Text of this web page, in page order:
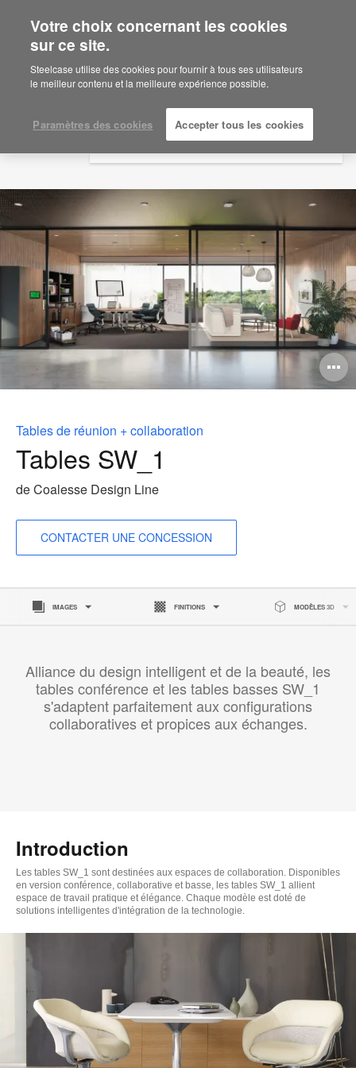
Are you in United States?
Would you like to see Products we sell in
your region?
English
Español
Tables de réunion + collaboration
Tables SW_1
de Coalesse Design Line
CONTACTER UNE CONCESSION
IMAGES FINITIONS MODÈLES 3D
Alliance du design intelligent et de la beauté, les
tables conférence et les tables basses SW_1
s'adaptent parfaitement aux configurations
collaboratives et propices aux échanges.
Introduction
Les tables SW_1 sont destinées aux espaces de collaboration. Disponibles
en version conférence, collaborative et basse, les tables SW_1 allient
espace de travail pratique et élégance. Chaque modèle est doté de
solutions intelligentes d'intégration de la technologie.
Votre choix concernant les cookies
sur ce site.
Steelcase utilise des cookies pour fournir à tous ses utilisateurs
le meilleur contenu et la meilleure expérience possible.
Paramètres des cookies Accepter tous les cookies